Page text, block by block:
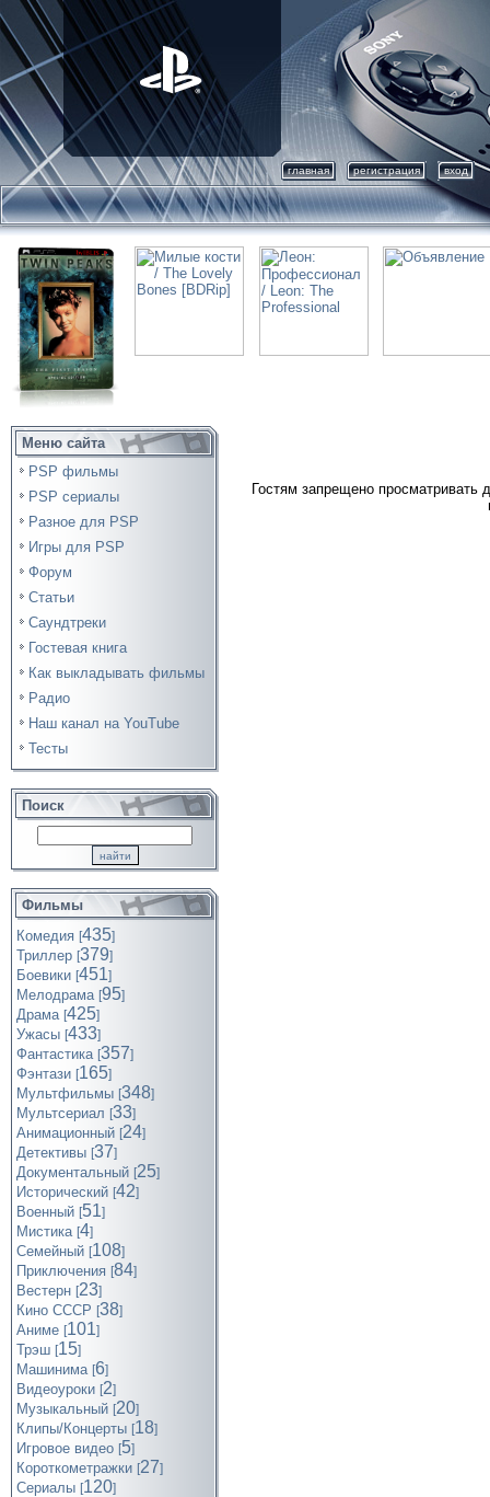
главная регистрация вход
Меню сайта
PSP фильмы
PSP сериалы
Разное для PSP
Игры для PSP
Форум
Статьи
Саундтреки
Гостевая книга
Как выкладывать фильмы
Радио
Наш канал на YouTube
Тесты
Поиск
Фильмы
Комедия [435]
Триллер [379]
Боевики [451]
Мелодрама [95]
Драма [425]
Ужасы [433]
Фантастика [357]
Фэнтази [165]
Мультфильмы [348]
Мультсериал [33]
Анимационный [24]
Детективы [37]
Документальный [25]
Исторический [42]
Военный [51]
Мистика [4]
Семейный [108]
Приключения [84]
Вестерн [23]
Кино СССР [38]
Аниме [101]
Трэш [15]
Машинима [6]
Видеоуроки [2]
Музыкальный [20]
Клипы/Концерты [18]
Игровое видео [5]
Короткометражки [27]
Cериалы [120]
Гостям запрещено просматривать